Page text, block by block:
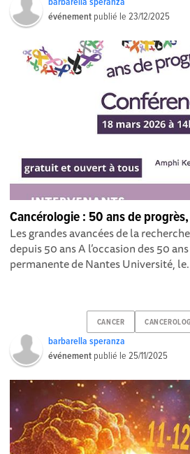
événement publié le23/12/2025
Cancérologie : 50 ans de
Les grandes avancées de la
depuis 50 ans A l’occasion des 50
permanente de Nantes Université,
CANCER
barbarella speranza
événement publié le25/11/2025